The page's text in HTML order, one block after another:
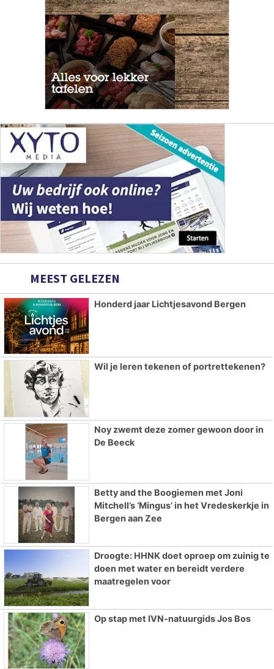
MEEST GELEZEN
Honderd jaar Lichtjesavond Bergen
Wil je leren tekenen of portrettekenen?
Noy zwemt deze zomer gewoon door in
De Beeck
Betty and the Boogiemen met Joni
Mitchell’s ‘Mingus’ in het Vredeskerkje in
Bergen aan Zee
Droogte: HHNK doet oproep om zuinig te
doen met water en bereidt verdere
maatregelen voor
Op stap met IVN-natuurgids Jos Bos